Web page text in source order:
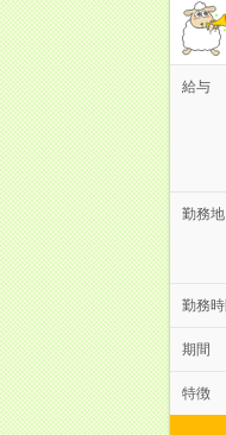
給与
勤務地
勤務
期間
特徴